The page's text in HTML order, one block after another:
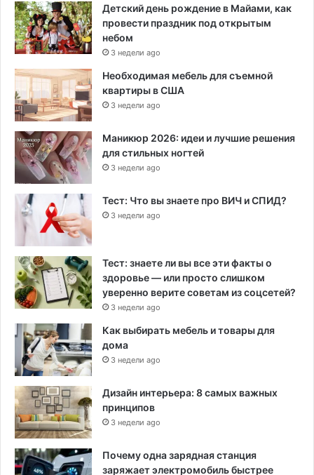
Детский день рождение в Майами, как
провести праздник под открытым
небом
3 недели ago
Необходимая мебель для съемной
квартиры в США
3 недели ago
Маникюр 2026: идеи и лучшие решения
для стильных ногтей
3 недели ago
Тест: Что вы знаете про ВИЧ и СПИД?
3 недели ago
Тест: знаете ли вы все эти факты о
здоровье — или просто слишком
уверенно верите советам из соцсетей?
3 недели ago
Как выбирать мебель и товары для
дома
3 недели ago
Дизайн интерьера: 8 самых важных
принципов
3 недели ago
Почему одна зарядная станция
заряжает электромобиль быстрее